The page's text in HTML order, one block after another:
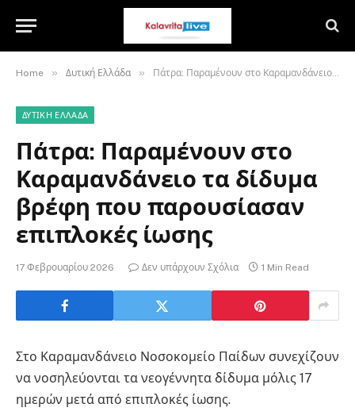
Home » Δυτική Ελλάδα » Πάτρα: Παραμένουν στο Καραμανδάνειο τα δίδυμα βρέφη που παρουσίασαν επιπλοκές ίωσης
ΔΥΤΙΚΉ ΕΛΛΆΔΑ
Πάτρα: Παραμένουν στο
Καραμανδάνειο τα δίδυμα
βρέφη που παρουσίασαν
επιπλοκές ίωσης
17 Φεβρουαρίου 2026 Δεν υπάρχουν Σχόλια 1 Min Read
Στο Καραμανδάνειο Νοσοκομείο Παίδων συνεχίζουν
να νοσηλεύονται τα νεογέννητα δίδυμα μόλις 17
ημερών μετά από επιπλοκές ίωσης.